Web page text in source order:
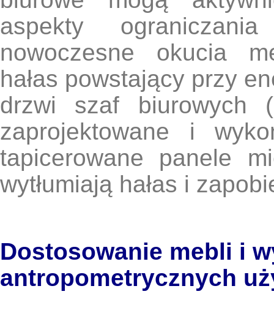
aspekty
nowoczesne okucia
hałas powstający przy
drzwi szaf biurowych
zaprojektowane i
tapicerowane panele
wytłumiają hałas i
Dostosowanie mebli i
antropometrycznych